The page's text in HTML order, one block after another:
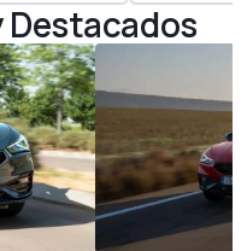
Destacados